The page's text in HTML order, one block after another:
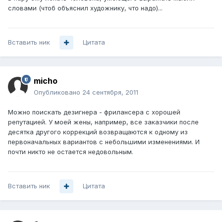
словами (чтоб объяснил художнику, что надо)...
Вставить ник Цитата
micho
Опубликовано 24 сентября, 2011
Можно поискать дезигнера - фрилансера с хорошей
репутацией. У моей жены, например, все заказчики после
десятка другого коррекций возвращаются к одному из
первоначальных вариантов с небольшими изменениями. И
почти никто не остается недовольным.
Вставить ник Цитата